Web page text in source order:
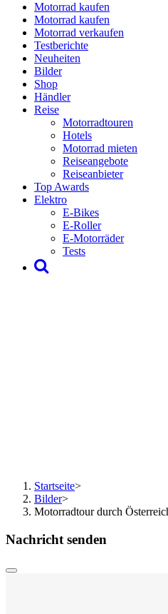
Motorrad kaufen
Motorrad kaufen
Motorrad verkaufen
Testberichte
Neuheiten
Bilder
Shop
Händler
Reise
Motorradtouren
Hotels
Motorrad mieten
Reiseangebote
Reiseanbieter
Top Awards
Elektro
E-Bikes
E-Roller
E-Motorräder
Tests
Startseite>
Bilder>
Motorradtour durch
Nachricht senden